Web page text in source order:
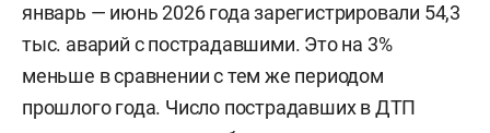
январь — июнь 2026 года зарегистрировали 54,3
тыс. аварий с пострадавшими. Это на 3%
меньше в сравнении с тем же периодом
прошлого года. Число пострадавших в ДТП